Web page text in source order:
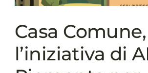
Casa Comune,
l’iniziativa di